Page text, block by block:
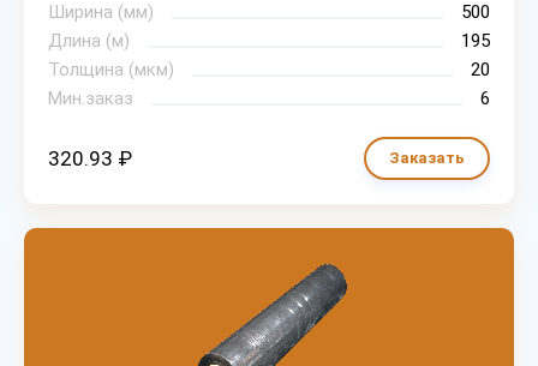
Ширина (мм)
500
Длина (м)
195
Толщина (мкм)
20
Мин.заказ
6
320.93 ₽ Заказать